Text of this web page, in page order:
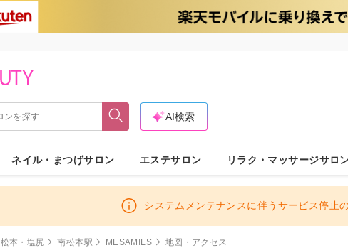
AI検索
ネイル・まつげサロン エステサロン リラク・マッサージサロ
システムメンテナンスに伴うサービス停止
松本・塩尻 南松本駅 MESAMIES 地図・アクセス